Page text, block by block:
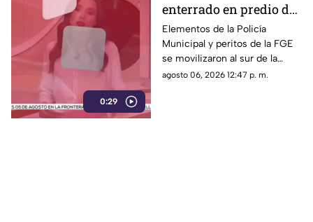
0:29
enterrado en predio de
la colonia División del
Norte en Chihuahua
Elementos de la Policía
Municipal y peritos de la FGE
se movilizaron al sur de la
capital tras el descubrimiento
agosto 06, 2026 12:47 p. m.